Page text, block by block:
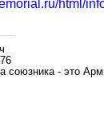
html/
союзника - это